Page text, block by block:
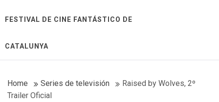
FESTIVAL DE CINE FANTÁSTICO DE
CATALUNYA
Home Series de televisión
Raised by Wolves, 2º
Trailer Oficial